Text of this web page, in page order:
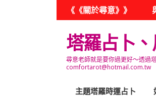
《《關於尋意》》
塔羅占卜
尋意老師就是要你過更好～透過
comfortarot@hotmail.com.tw
主題塔羅時運占卜